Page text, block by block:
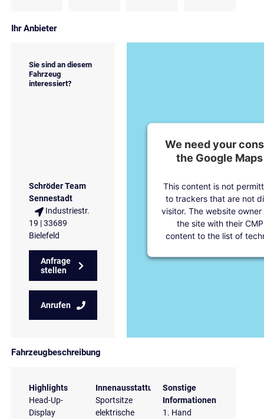
Ihr Anbieter
Sie sind an diesem
Fahrzeug
interessiert?
Schröder Team
Sennestadt
Industriestr.
19 | 33689
Bielefeld
Anfrage
stellen
Anrufen
We need your
the Google
This content is not
to trackers that are not
visitor. The website
the site with their
content to the list of
Fahrzeugbeschreibung
Highlights
Head-Up-
Display
Innenausstattung
Sportsitze
elektrische
Sonstige
Informationen
1. Hand